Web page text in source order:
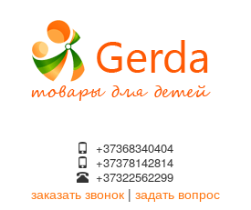
основному
содержанию
+37368340404
+37378142814
+37322562299
заказать звонок | задать вопрос